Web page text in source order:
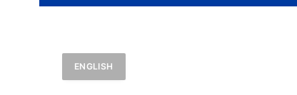
ENGLISH